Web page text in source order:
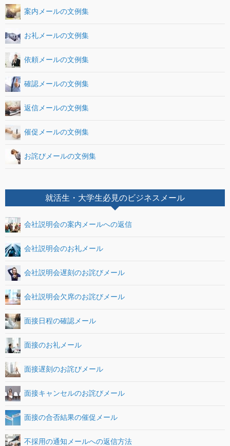
案内メールの文例集
お礼メールの文例集
依頼メールの文例集
確認メールの文例集
返信メールの文例集
催促メールの文例集
お詫びメールの文例集
就活生・大学生必見のビジネスメール
会社説明会の案内メールへの返信
会社説明会のお礼メール
会社説明会遅刻のお詫びメール
会社説明会欠席のお詫びメール
面接日程の確認メール
面接のお礼メール
面接遅刻のお詫びメール
面接キャンセルのお詫びメール
面接の合否結果の催促メール
不採用の通知メールへの返信方法